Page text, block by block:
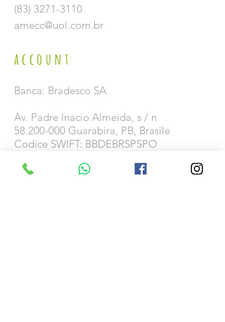
(83) 3271-3110
amecc@uol.com.br
account
Banca: Bradesco SA
Av. Padre Inacio Almeida, s / n
58.200-000 Guarabira, PB, Brasile
Codice SWIFT: BBDEBRSPSPO
Conto:
1004967-9